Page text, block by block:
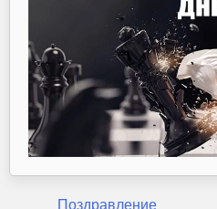
Поздравление